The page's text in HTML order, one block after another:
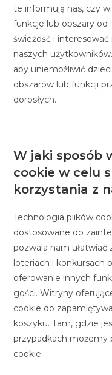
te informują nas, czy
funkcje lub obszary
świeżość i interesować
naszych
aby uniemożliwić
obszarów lub funkcji
dorosłych.
W jaki sposób
cookie w celu
korzystania z
Technologia plików
dostosowane do
pozwala nam ułatwiać
loteriach i konkursach
oferowanie innych
gości. Witryny
cookie do
koszyku. Tam, gdzie
przypadkach możemy
cookie.